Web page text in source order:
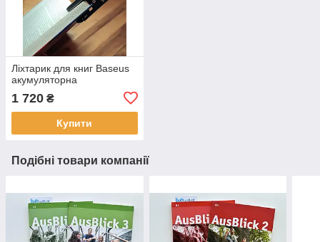
Ліхтарик для книг Baseus
акумуляторна
1 720 ₴
Купити
Подібні товари компанії